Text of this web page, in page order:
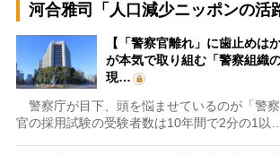
河合雅司「人口減少ニッポンの活
【「警察官離れ」に歯止めは
が本気で取り組む「警察組織
現…
警察庁が目下、頭を悩ませているのが「警
官の採用試験の受験者数は10年間で2分の1以